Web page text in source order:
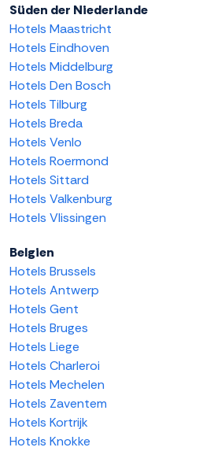
Süden der Niederlande
Hotels Maastricht
Hotels Eindhoven
Hotels Middelburg
Hotels Den Bosch
Hotels Tilburg
Hotels Breda
Hotels Venlo
Hotels Roermond
Hotels Sittard
Hotels Valkenburg
Hotels Vlissingen
Belgien
Hotels Brussels
Hotels Antwerp
Hotels Gent
Hotels Bruges
Hotels Liege
Hotels Charleroi
Hotels Mechelen
Hotels Zaventem
Hotels Kortrijk
Hotels Knokke